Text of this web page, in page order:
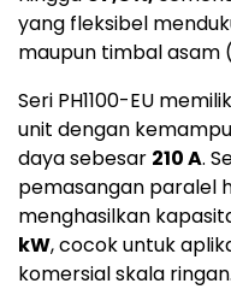
yang fleksibel
maupun timbal asam (
Seri PH1100-EU
unit dengan
daya sebesar 210 A.
pemasangan paralel
menghasilkan
kW, cocok untuk
komersial skala ringan.